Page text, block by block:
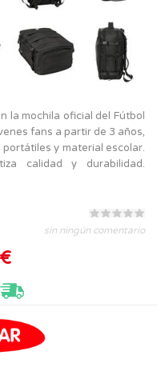
la mochila oficial del Fútbol
fans a partir de 3 años,
y material escolar.
calidad y durabilidad.
sin ningún comentario